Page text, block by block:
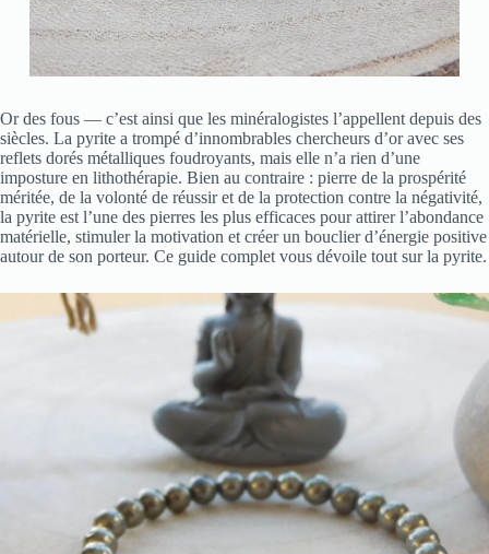
Or des fous — c’est ainsi que les minéralogistes l’appellent depuis des
siècles. La pyrite a trompé d’innombrables chercheurs d’or avec ses
reflets dorés métalliques foudroyants, mais elle n’a rien d’une
imposture en lithothérapie. Bien au contraire : pierre de la prospérité
méritée, de la volonté de réussir et de la protection contre la négativité,
la pyrite est l’une des pierres les plus efficaces pour attirer l’abondance
matérielle, stimuler la motivation et créer un bouclier d’énergie positive
autour de son porteur. Ce guide complet vous dévoile tout sur la pyrite.